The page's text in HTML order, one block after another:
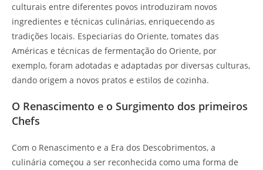
culturais entre diferentes povos introduziram novos
ingredientes e técnicas culinárias, enriquecendo as
tradições locais. Especiarias do Oriente, tomates das
Américas e técnicas de fermentação do Oriente, por
exemplo, foram adotadas e adaptadas por diversas culturas,
dando origem a novos pratos e estilos de cozinha.
O Renascimento e o Surgimento dos primeiros
Chefs
Com o Renascimento e a Era dos Descobrimentos, a
culinária começou a ser reconhecida como uma forma de